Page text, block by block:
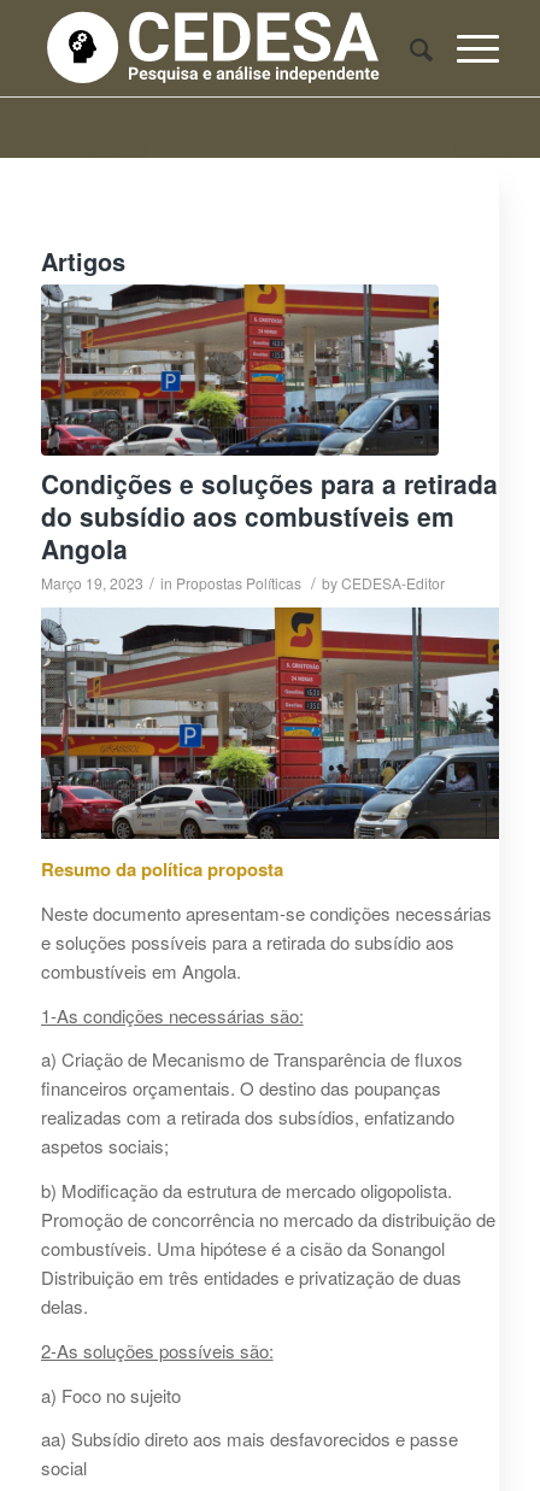
Artigos
Condições e soluções para a retirada
do subsídio aos combustíveis em
Angola
Março 19, 2023 / in Propostas Políticas / byCEDESA-Editor
Resumo da política proposta
Neste documento apresentam-se condições necessárias
e soluções possíveis para a retirada do subsídio aos
combustíveis em Angola.
1-As condições necessárias são:
a) Criação de Mecanismo de Transparência de fluxos
financeiros orçamentais. O destino das poupanças
realizadas com a retirada dos subsídios, enfatizando
aspetos sociais;
b) Modificação da estrutura de mercado oligopolista.
Promoção de concorrência no mercado da distribuição de
combustíveis. Uma hipótese é a cisão da Sonangol
Distribuição em três entidades e privatização de duas
delas.
2-As soluções possíveis são:
a) Foco no sujeito
aa) Subsídio direto aos mais desfavorecidos e passe
social